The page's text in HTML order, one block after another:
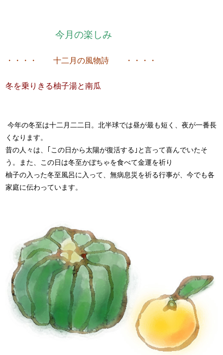
今月の楽しみ
・・・・ 十二 月の風物詩 ・・・・
冬を乗りきる柚子湯と南瓜
今年の冬至は十二月二二日。北半球では昼が最も短く、夜が一番長
くなります。
昔の人々は、｢この日から太陽が復活する｣と言って喜んでいたそ
う。また、この日は冬至かぼちゃを食べて金運を祈り
柚子の入った冬至風呂に入って、無病息災を祈る行事が、今でも各
家庭に伝わっています。